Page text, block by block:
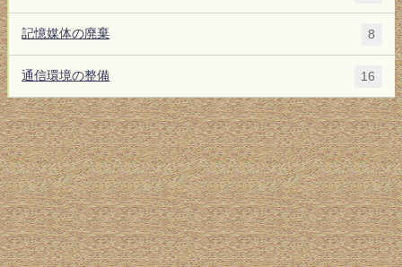
記憶媒体の廃棄 8
通信環境の整備 16